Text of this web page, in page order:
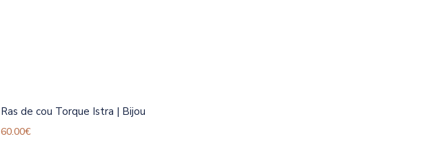
Ras de cou Torque Istra | Bijou
60.00€